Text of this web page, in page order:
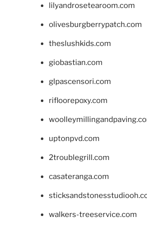
lilyandrosetearoom.com
olivesburgberrypatch.com
theslushkids.com
giobastian.com
glpascensori.com
rifloorepoxy.com
uptonpvd.com
2troublegrill.com
casateranga.com
walkers-treeservice.com